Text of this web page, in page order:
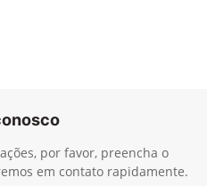
por favor, preencha o
em contato rapidamente.